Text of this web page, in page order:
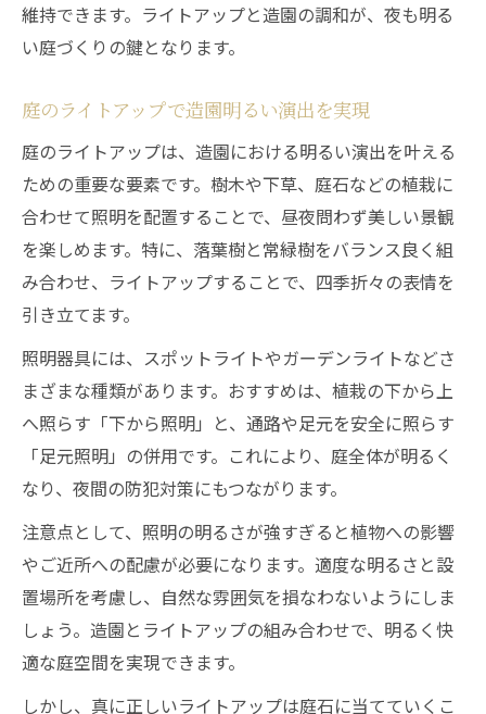
維持できます。ライトアップと造園の調和が、夜も明る
い庭づくりの鍵となります。
庭のライトアップで造園明るい演出を実現
庭のライトアップは、造園における明るい演出を叶える
ための重要な要素です。樹木や下草、庭石などの植栽に
合わせて照明を配置することで、昼夜問わず美しい景観
を楽しめます。特に、落葉樹と常緑樹をバランス良く組
み合わせ、ライトアップすることで、四季折々の表情を
引き立てます。
照明器具には、スポットライトやガーデンライトなどさ
まざまな種類があります。おすすめは、植栽の下から上
へ照らす「下から照明」と、通路や足元を安全に照らす
「足元照明」の併用です。これにより、庭全体が明るく
なり、夜間の防犯対策にもつながります。
注意点として、照明の明るさが強すぎると植物への影響
やご近所への配慮が必要になります。適度な明るさと設
置場所を考慮し、自然な雰囲気を損なわないようにしま
しょう。造園とライトアップの組み合わせで、明るく快
適な庭空間を実現できます。
しかし、真に正しいライトアップは庭石に当てていくこ